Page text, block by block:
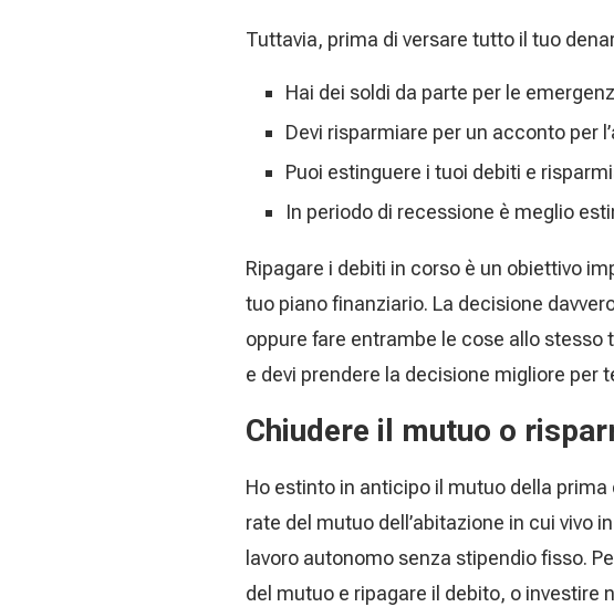
Tuttavia, prima di versare tutto il tuo
Hai dei soldi da parte per le
Devi risparmiare per un acconto per
Puoi estinguere i tuoi debiti e
In periodo di recessione è meglio
Ripagare i debiti in corso è un obiettivo
tuo piano finanziario. La decisione
oppure fare entrambe le cose allo
e devi prendere la decisione migliore per
Chiudere il mutuo o
Ho estinto in anticipo il mutuo della
rate del mutuo dell’abitazione in cui vivo
lavoro autonomo senza stipendio fisso.
del mutuo e ripagare il debito, o investire